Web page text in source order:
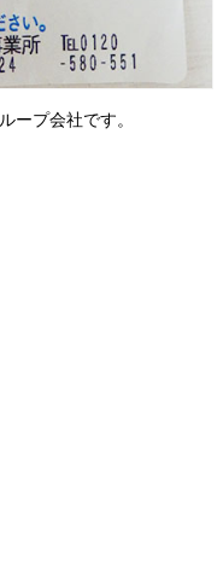
ープ会社です。